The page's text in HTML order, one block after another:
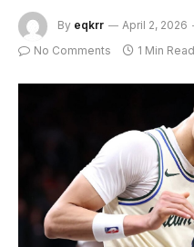
By eqkrr April 2, 2026
No Comments 1 Min Read